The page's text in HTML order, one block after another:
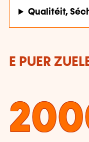
Qualitéit,
E PUER